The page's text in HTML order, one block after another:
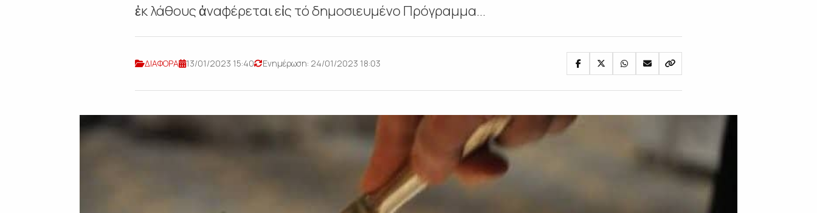
ἐκ λάθους ἀναφέρεται εἰς τό δημοσιευμένο Πρόγραμμα...
ΔΙΑΦΟΡΑ 13/01/2023 15:40 Ενημέρωση: 24/01/2023 18:03